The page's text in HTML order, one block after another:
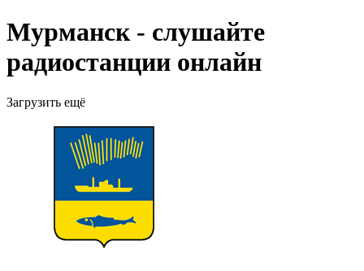
Мурманск - слушайте
радиостанции онлайн
Загрузить ещё